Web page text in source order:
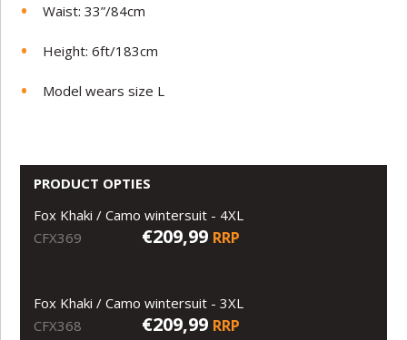
Waist: 33”/84cm
Height: 6ft/183cm
Model wears size L
PRODUCT OPTIES
Fox Khaki / Camo wintersuit - 4XL
CFX369
€209,99 RRP
Fox Khaki / Camo wintersuit - 3XL
CFX368
€209,99 RRP